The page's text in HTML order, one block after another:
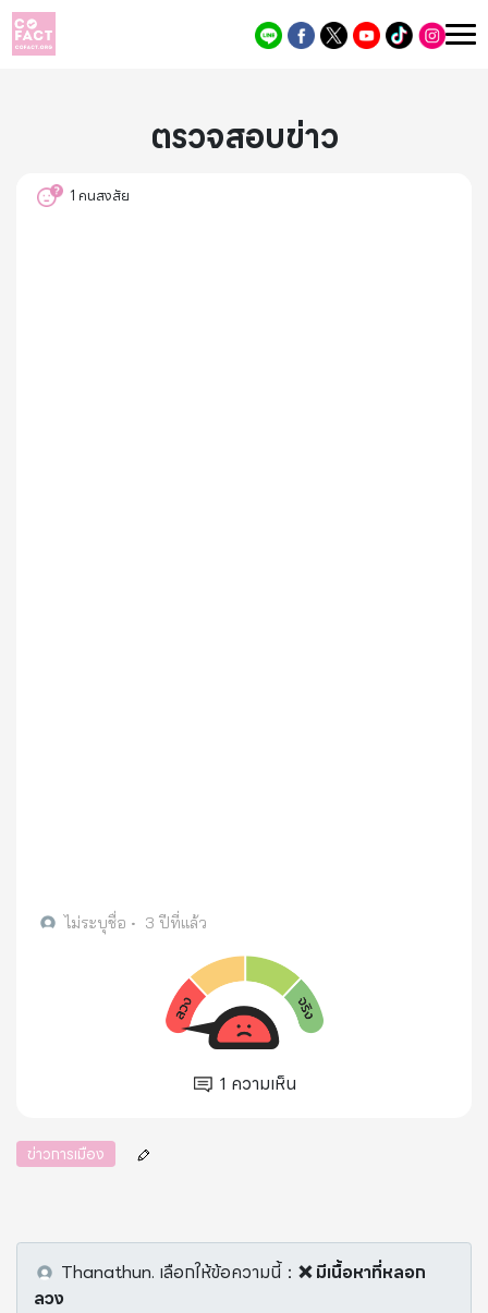
ตรวจสอบข่าว
1คนสงสัย
ไม่ระบุชื่อ • 3 ปีที่แล้ว
1 ความเห็น
ข่าวการเมือง
Thanathun. เลือกให้ข้อความนี้： ❌ มีเนื้อหาที่หลอก
ลวง